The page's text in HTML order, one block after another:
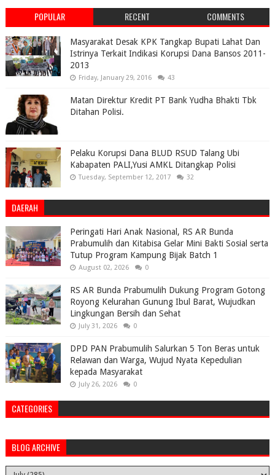
POPULAR RECENT COMMENTS
Masyarakat Desak KPK Tangkap Bupati Lahat Dan
Istrinya Terkait Indikasi Korupsi Dana Bansos 2011-
2013
Friday, January 29, 2016 43
Matan Direktur Kredit PT Bank Yudha Bhakti Tbk
Ditahan Polisi.
Pelaku Korupsi Dana BLUD RSUD Talang Ubi
Kabapaten PALI,Yusi AMKL Ditangkap Polisi
Tuesday, September 12, 2017 32
DAERAH
Peringati Hari Anak Nasional, RS AR Bunda
Prabumulih dan Kitabisa Gelar Mini Bakti Sosial serta
Tutup Program Kampung Bijak Batch 1
August 02, 2026 0
RS AR Bunda Prabumulih Dukung Program Gotong
Royong Kelurahan Gunung Ibul Barat, Wujudkan
Lingkungan Bersih dan Sehat
July 31, 2026 0
DPD PAN Prabumulih Salurkan 5 Ton Beras untuk
Relawan dan Warga, Wujud Nyata Kepedulian
kepada Masyarakat
July 26, 2026 0
CATEGORIES
BLOG ARCHIVE